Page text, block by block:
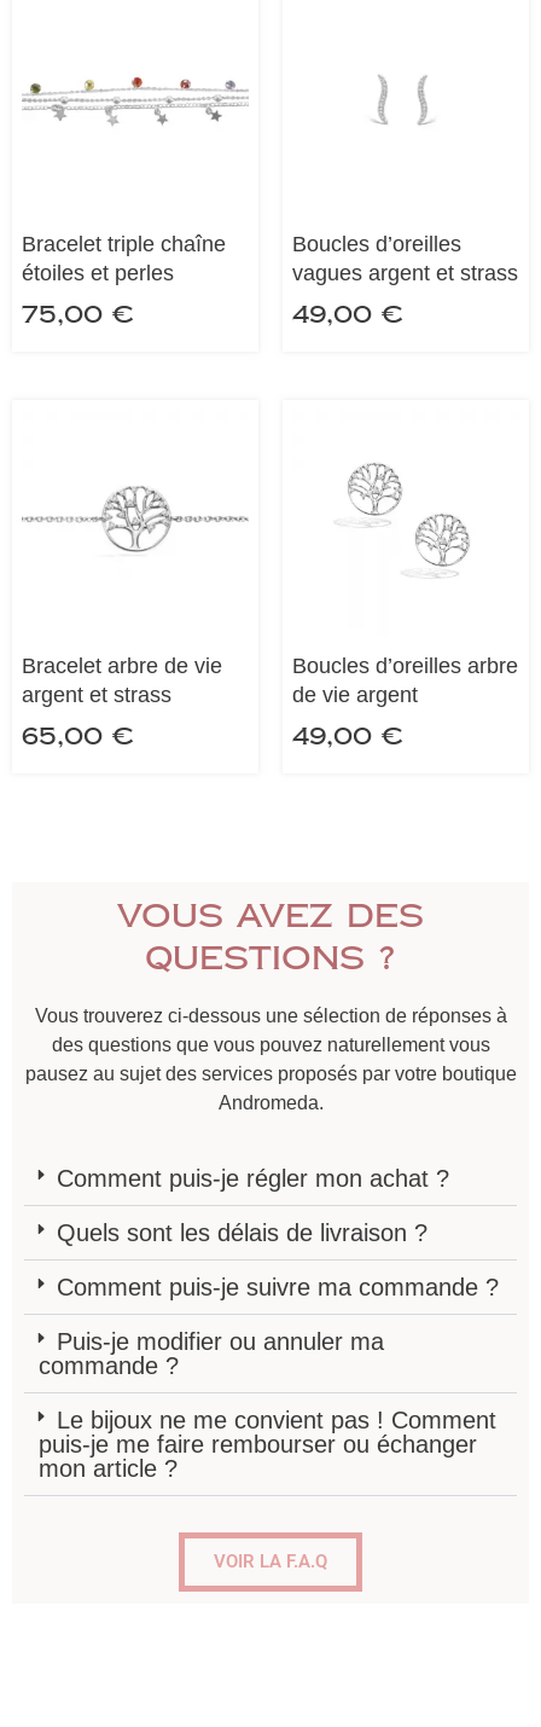
Bracelet triple chaîne
étoiles et perles
75,00 €
Boucles d’oreilles
vagues argent et strass
49,00 €
Bracelet arbre de vie
argent et strass
65,00 €
Boucles d’oreilles arbre
de vie argent
49,00 €
Vous avez des
questions ?
Vous trouverez ci-dessous une sélection de réponses à
des questions que vous pouvez naturellement vous
pausez au sujet des services proposés par votre boutique
Andromeda.
Comment puis-je régler mon achat ?
Quels sont les délais de livraison ?
Comment puis-je suivre ma commande ?
Puis-je modifier ou annuler ma
commande ?
Le bijoux ne me convient pas ! Comment
puis-je me faire rembourser ou échanger
mon article ?
VOIR LA F.A.Q